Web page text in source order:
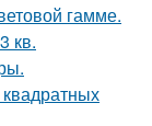
гамме.
кв.